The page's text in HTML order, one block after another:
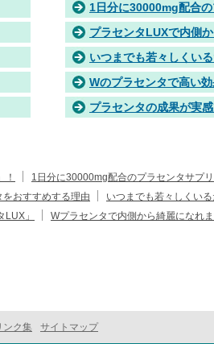
1日分に30000mg配合
プラセンタLUXで内側
いつまでも若々しくい
Wのプラセンタで高い
LUX」
プラセンタの成果が実
！ 1日分に30000mg配合のプラセンタサプリ
をおすすめする理由 いつまでも若々しくい
」 Wプラセンタで内側から綺麗になれま
ンク集 サイトマップ